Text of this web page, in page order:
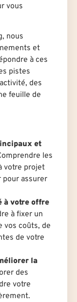
vous
nous
et
à ces
pistes
des
feuille de
et
les
votre projet
pour assurer
à votre offre
à fixer un
vos coûts, de
de votre
la
des
votre